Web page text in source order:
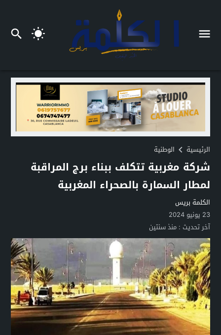
الرئيسية الوطنية
شركة مغربية تتكلف ببناء برج المراقبة
لمطار السمارة بالصحراء المغربية
الكلمة بريس
23 يونيو 2024
آخر تحديث :منذ سنتين